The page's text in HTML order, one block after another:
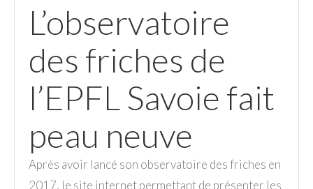
L’observatoire
des friches de
l’EPFL Savoie fait
peau neuve
Après avoir lancé son observatoire des friches en
2017, le site internet permettant de présenter les